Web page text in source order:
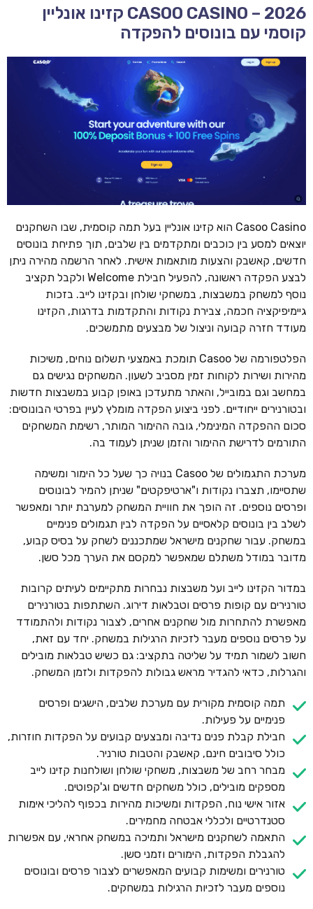
CASOO CASINO – 2026 קזינו אונליין
קוסמי עם בונוסים להפקדה
Casoo Casino הוא קזינו אונליין בעל תמה קוסמית, שבו השחקנים
יוצאים למסע בין כוכבים ומתקדמים בין שלבים, תוך פתיחת בונוסים
חדשים, קאשבק והצעות מותאמות אישית. לאחר הרשמה מהירה ניתן
לבצע הפקדה ראשונה, להפעיל חבילת Welcome ולקבל תקציב
נוסף למשחק במשבצות, במשחקי שולחן ובקזינו לייב. בזכות
גיימיפיקציה חכמה, צבירת נקודות והתקדמות בדרגות, הקזינו
מעודד חזרה קבועה וניצול של מבצעים מתמשכים.
הפלטפורמה של Casoo תומכת באמצעי תשלום נוחים, משיכות
מהירות ושירות לקוחות זמין מסביב לשעון. המשחקים נגישים גם
במחשב וגם במובייל, והאתר מתעדכן באופן קבוע במשבצות חדשות
ובטורנירים ייחודיים. לפני ביצוע הפקדה מומלץ לעיין בפרטי הבונוסים:
סכום ההפקדה המינימלי, גובה ההימור המותר, רשימת המשחקים
התורמים לדרישת ההימור והזמן שניתן לעמוד בה.
מערכת התגמולים של Casoo בנויה כך שעל כל הימור ומשימה
שתסיימו, תצברו נקודות ו"ארטיפקטים" שניתן להמיר לבונוסים
ופרסים נוספים. זה הופך את חוויית המשחק למערבת יותר ומאפשר
לשלב בין בונוסים קלאסיים על הפקדה לבין תגמולים פנימיים
במשחק. עבור שחקנים מישראל שמתכננים לשחק על בסיס קבוע,
מדובר במודל משתלם שמאפשר למקסם את הערך מכל סשן.
במדור הקזינו לייב ועל משבצות נבחרות מתקיימים לעיתים קרובות
טורנירים עם קופות פרסים וטבלאות דירוג. השתתפות בטורנירים
מאפשרת להתחרות מול שחקנים אחרים, לצבור נקודות ולהתמודד
על פרסים נוספים מעבר לזכיות הרגילות במשחק. יחד עם זאת,
חשוב לשמור תמיד על שליטה בתקציב: גם כשיש טבלאות מובילים
והגרלות, כדאי להגדיר מראש גבולות להפקדות ולזמן המשחק.
תמה קוסמית מקורית עם מערכת שלבים, הישגים ופרסים
פנימיים על פעילות.
חבילת קבלת פנים נדיבה ומבצעים קבועים על הפקדות חוזרות,
כולל סיבובים חינם, קאשבק והטבות טורניר.
מבחר רחב של משבצות, משחקי שולחן ושולחנות קזינו לייב
מספקים מובילים, כולל משחקים חדשים וג'קפוטים.
אזור אישי נוח, הפקדות ומשיכות מהירות בכפוף להליכי אימות
סטנדרטיים ולכללי אבטחה מחמירים.
התאמה לשחקנים מישראל ותמיכה במשחק אחראי, עם אפשרות
להגבלת הפקדות, הימורים וזמני סשן.
טורנירים ומשימות קבועים המאפשרים לצבור פרסים ובונוסים
נוספים מעבר לזכיות הרגילות במשחקים.